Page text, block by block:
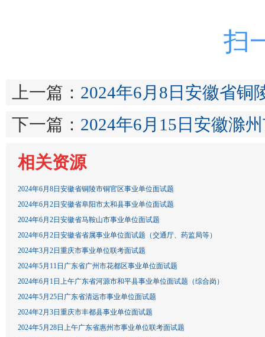
扫
上一篇： 2024年6月8日安徽省铜
下一篇： 2024年6月15日安徽滁
相关资源
2024年6月8日安徽省铜陵市铜官区事业单位面试题
2024年6月2日安徽省阜阳市太和县事业单位面试题
2024年6月2日安徽省马鞍山市事业单位面试题
2024年6月2日安徽省省属事业单位面试题（交通厅、药监局等）
2024年3月2日重庆市事业单位联考面试题
2024年5月11日广东省广州市花都区事业单位面试题
2024年6月1日上午广东省河源市和平县事业单位面试题（综合岗）
2024年5月25日广东省清远市事业单位面试题
2024年2月3日重庆市丰都县事业单位面试题
2024年5月28日上午广东省惠州市事业单位联考面试题